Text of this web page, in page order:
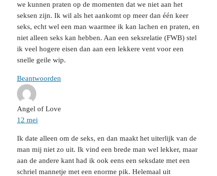
we kunnen praten op de momenten dat we niet aan het
seksen zijn. Ik wil als het aankomt op meer dan één keer
seks, echt wel een man waarmee ik kan lachen en praten, en
niet alleen seks kan hebben. Aan een seksrelatie (FWB) stel
ik veel hogere eisen dan aan een lekkere vent voor een
snelle geile wip.
Beantwoorden
Angel of Love
12 mei
Ik date alleen om de seks, en dan maakt het uiterlijk van de
man mij niet zo uit. Ik vind een brede man wel lekker, maar
aan de andere kant had ik ook eens een seksdate met een
schriel mannetje met een enorme pik. Helemaal uit